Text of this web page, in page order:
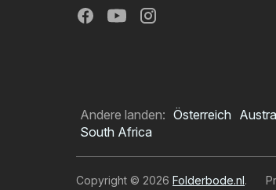
Andere landen: Österreich
South Africa
Copyright © 2026 Folderbode.nl.